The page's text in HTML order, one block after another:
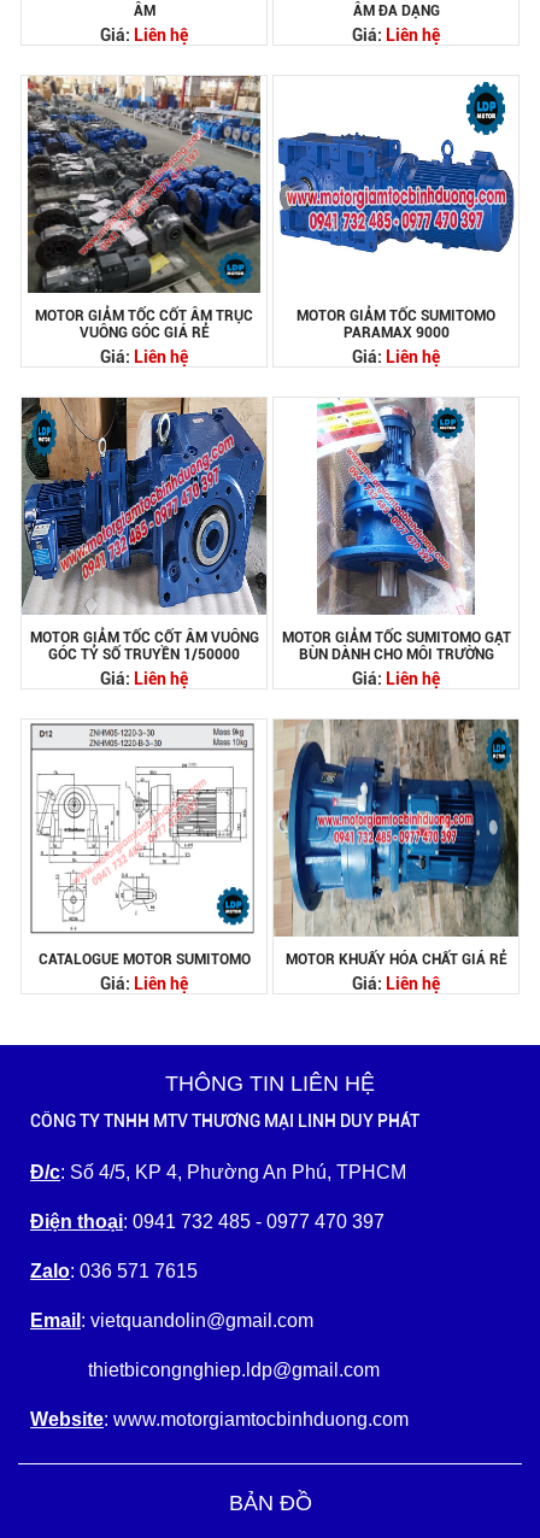
ÂM
Giá: Liên hệ
ÂM ĐA DẠNG
Giá: Liên hệ
MOTOR GIẢM TỐC CỐT ÂM TRỤC
VUÔNG GÓC GIÁ RẺ
Giá: Liên hệ
MOTOR GIẢM TỐC SUMITOMO
PARAMAX 9000
Giá: Liên hệ
MOTOR GIẢM TỐC CỐT ÂM VUÔNG
GÓC TỶ SỐ TRUYỀN 1/50000
Giá: Liên hệ
MOTOR GIẢM TỐC SUMITOMO GẠT
BÙN DÀNH CHO MÔI TRƯỜNG
Giá: Liên hệ
CATALOGUE MOTOR SUMITOMO
Giá: Liên hệ
MOTOR KHUẤY HÓA CHẤT GIÁ RẺ
Giá: Liên hệ
THÔNG TIN LIÊN HỆ
CÔNG TY TNHH MTV THƯƠNG MẠI LINH DUY PHÁT
Đ/c: Số 4/5, KP 4, Phường An Phú, TPHCM
Điện thoại: 0941 732 485 - 0977 470 397
Zalo: 036 571 7615
Email : vietquandolin@gmail.com
thietbicongnghiep.ldp@gmail.com
Website: www.motorgiamtocbinhduong.com
BẢN ĐỒ